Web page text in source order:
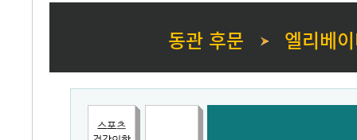
동관 후문 엘리베